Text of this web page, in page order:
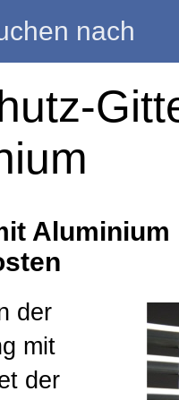
nach
Paro
Aluminium
der
mit
der